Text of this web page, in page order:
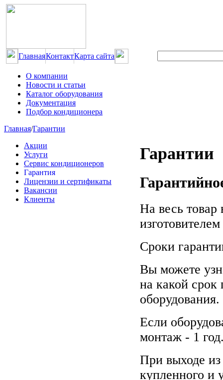
ГлавнаяКонтактКарта сайта
О компании
Новости и статьи
Каталог оборудования
Документация
Подбор кондиционера
Главная/Гарантии
Акции
Услуги
Сервис кондиционеров
Гарантия
Лицензии и сертификаты
Вакансии
Клиенты
Гарантии
На весь товар
Сроки
Вы можете
на какой срок
оборудования.
Если
монтаж - 1
При выходе из
купленного и